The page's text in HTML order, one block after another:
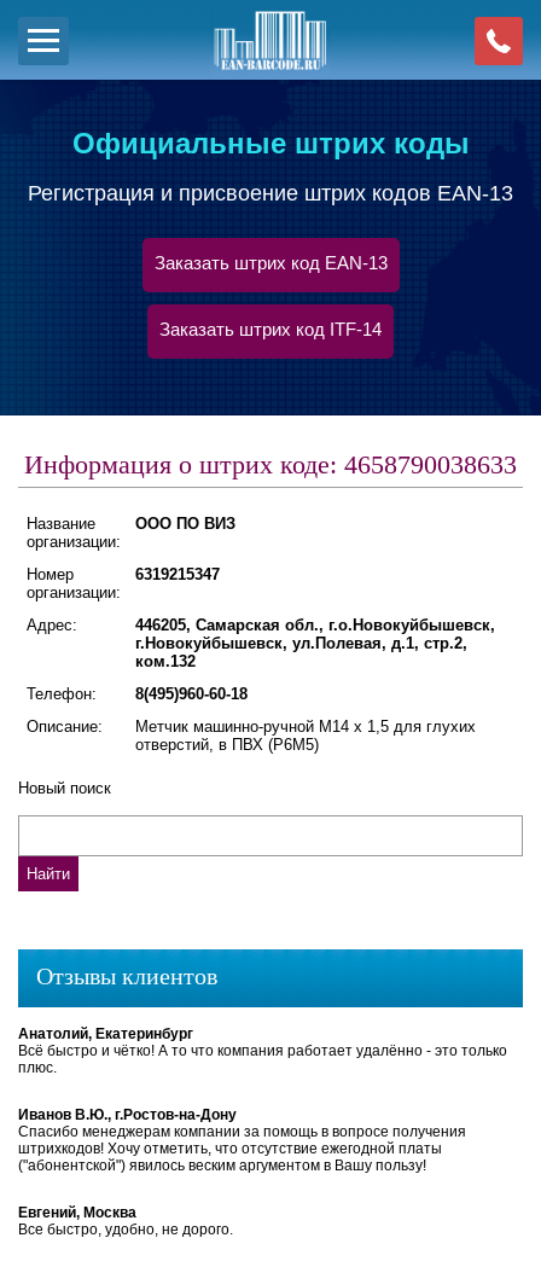
Официальные штрих коды
Регистрация и присвоение штрих кодов EAN-13
Заказать штрих код EAN-13
Заказать штрих код ITF-14
Информация о штрих коде: 4658790038633
Название
организации:
ООО ПО ВИЗ
Номер
организации:
6319215347
Адрес:
446205, Самарская обл., г.о.Новокуйбышевск,
г.Новокуйбышевск, ул.Полевая, д.1, стр.2,
ком.132
Телефон:
8(495)960-60-18
Описание:
Метчик машинно-ручной М14 х 1,5 для глухих
отверстий, в ПВХ (Р6М5)
Новый поиск
Отзывы клиентов
Анатолий, Екатеринбург
Всё быстро и чётко! А то что компания работает удалённо - это только
плюс.
Иванов В.Ю., г.Ростов-на-Дону
Спасибо менеджерам компании за помощь в вопросе получения
штрихкодов! Хочу отметить, что отсутствие ежегодной платы
("абонентской") явилось веским аргументом в Вашу пользу!
Евгений, Москва
Все быстро, удобно, не дорого.